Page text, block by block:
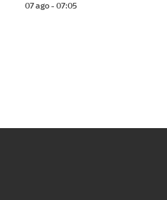
07 ago - 07:05